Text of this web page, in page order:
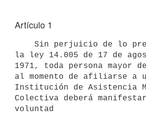
Artículo 1
la ley 14.005 de 17 de
1971, toda persona mayor
al momento de afiliarse a
Institución de Asistencia
Colectiva deberá
voluntad